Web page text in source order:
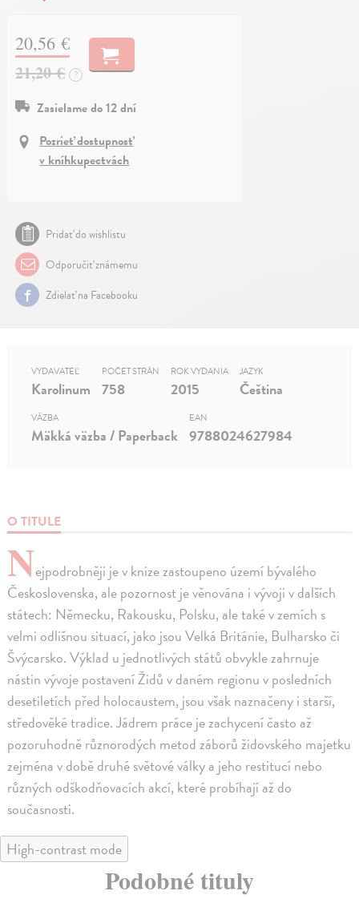
20,56 €
21,20 € ?
Zasielame do 12 dní
Pozrieť dostupnosť
v kníhkupectvách
Pridať do wishlistu
Odporučiť známemu
Zdielať na Facebooku
O TITULE
Nejpodrobněji je v knize zastoupeno území bývalého
Československa, ale pozornost je věnována i vývoji v dalších
státech: Německu, Rakousku, Polsku, ale také v zemích s
velmi odlišnou situací, jako jsou Velká Británie, Bulharsko či
Švýcarsko. Výklad u jednotlivých států obvykle zahrnuje
nástin vývoje postavení Židů v daném regionu v posledních
desetiletích před holocaustem, jsou však naznačeny i starší,
středověké tradice. Jádrem práce je zachycení často až
pozoruhodně různorodých metod záborů židovského majetku
zejména v době druhé světové války a jeho restitucí nebo
různých odškodňovacích akcí, které probíhají až do
současnosti.
VYDAVATEĽ
Karolinum
POČET STRÁN
758
ROK VYDANIA
2015
JAZYK
Čeština
VÄZBA
Mäkká väzba / Paperback
EAN
9788024627984
High-contrast mode
Podobné tituly